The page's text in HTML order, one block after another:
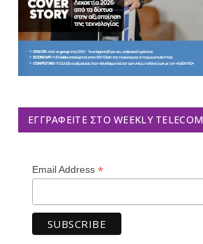
ΕΓΓΡΑΦΕΊΤΕ ΣΤΟ WEEKLY TELECOM
Email Address *